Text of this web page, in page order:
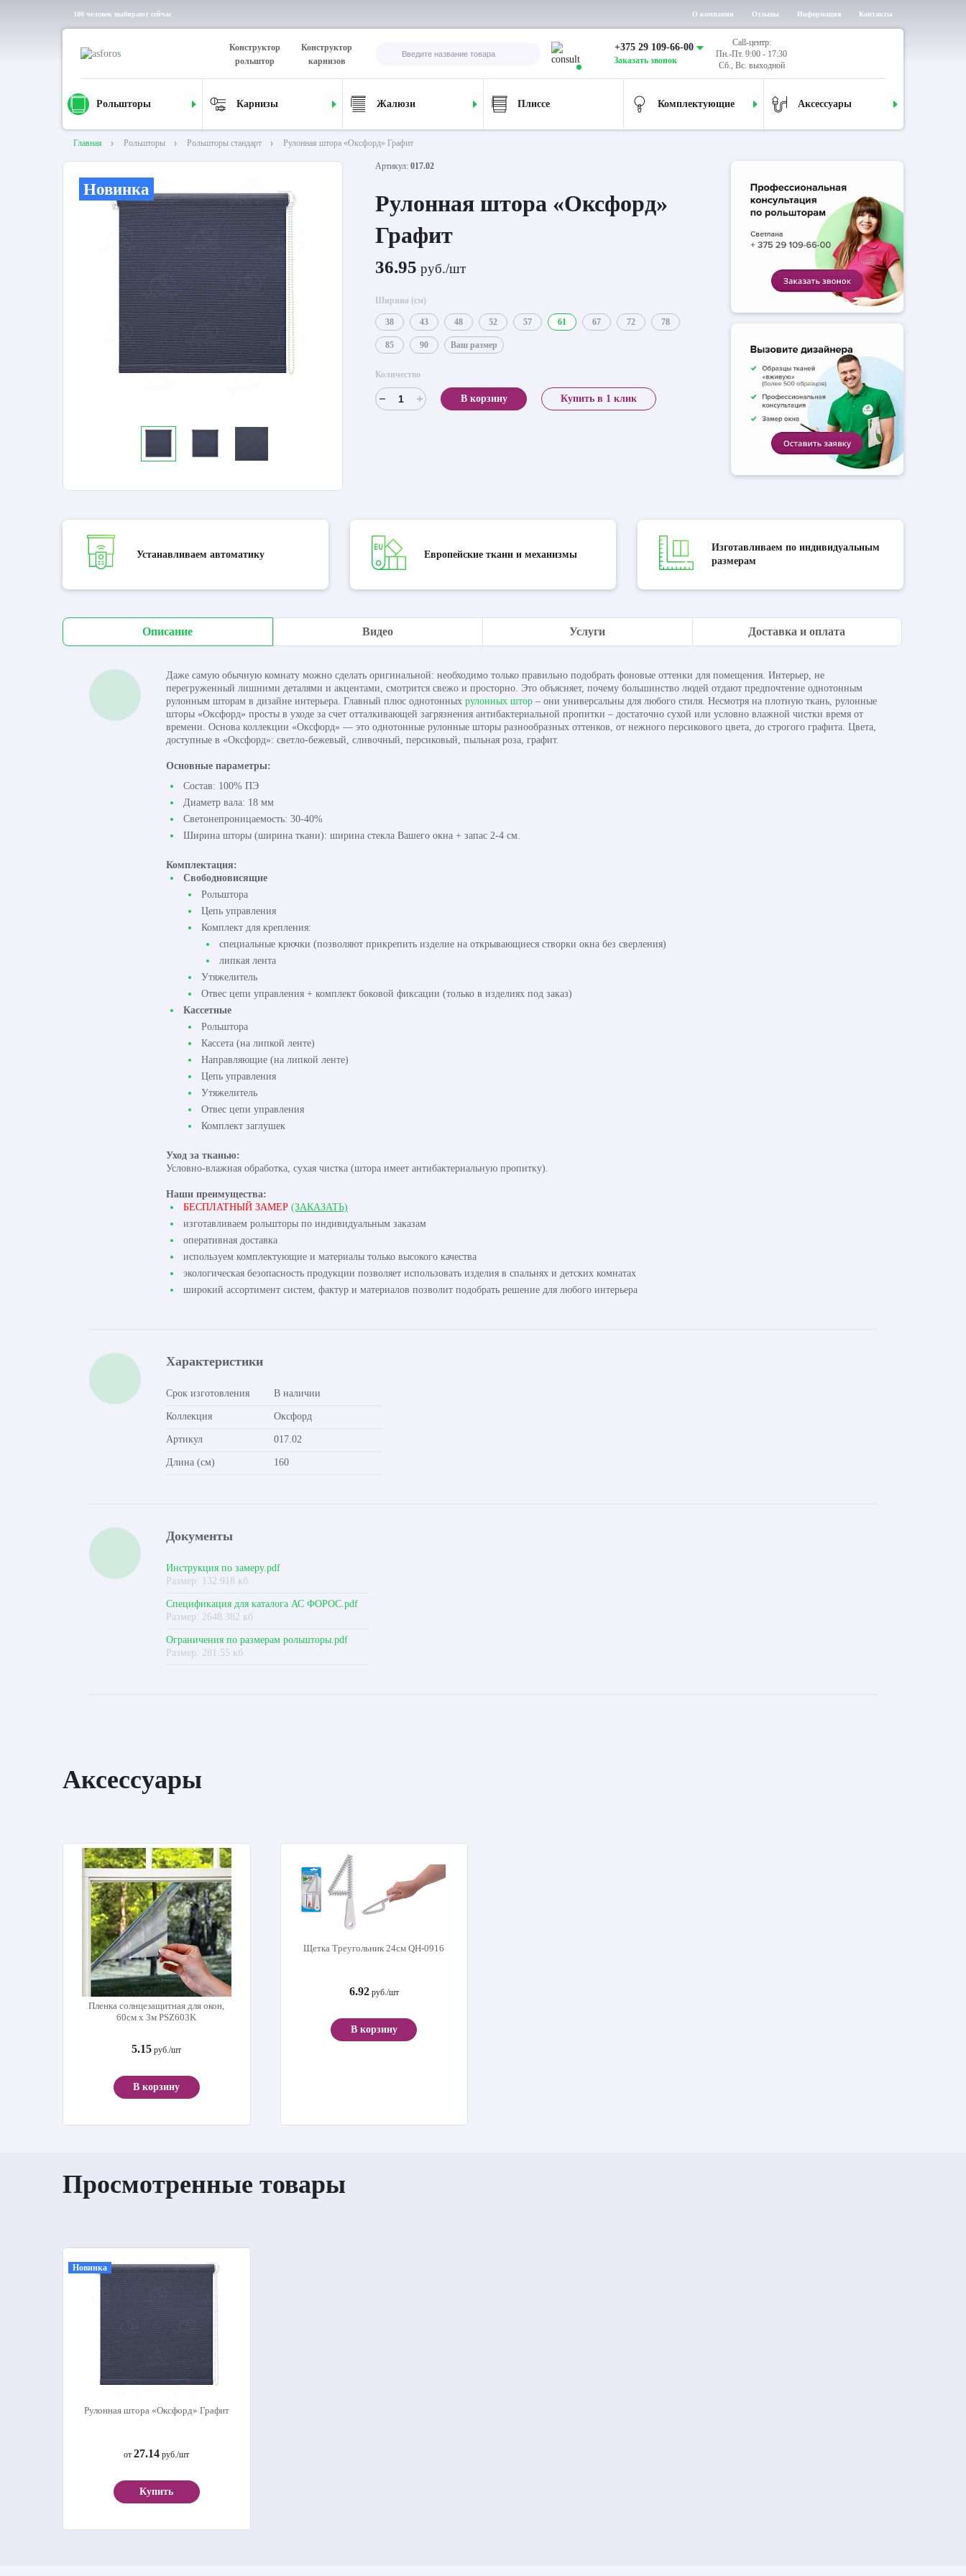
180 человек выбирают сейчас О компании Отзывы Информация Контакты
Конструктор
рольштор
Конструктор
карнизов
+375 29 109-66-00
Заказать звонок
Call-центр:
Пн.-Пт. 9:00 - 17:30
Сб., Вс. выходной
Рольшторы Карнизы Жалюзи Плиссе Комплектующие Аксессуары
Главная Рольшторы Рольшторы стандарт Рулонная штора «Оксфорд» Графит
Новинка
Артикул: 017.02
Рулонная штора «Оксфорд»
Графит
36.95 руб./шт
Ширина (см)
38 43 48 52 57 61 67 72 78
85 90 Ваш размер
Количество
В корзину Купить в 1 клик
Устанавливаем автоматику Европейские ткани и механизмы
Изготавливаем по индивидуальным
размерам
Описание Видео Услуги Доставка и оплата
Даже самую обычную комнату можно сделать оригинальной: необходимо только правильно подобрать фоновые оттенки для помещения. Интерьер, не
перегруженный лишними деталями и акцентами, смотрится свежо и просторно. Это объясняет, почему большинство людей отдают предпочтение однотонным
рулонным шторам в дизайне интерьера. Главный плюс однотонных рулонных штор – они универсальны для любого стиля. Несмотря на плотную ткань, рулонные
шторы «Оксфорд» просты в уходе за счет отталкивающей загрязнения антибактериальной пропитки – достаточно сухой или условно влажной чистки время от
времени. Основа коллекции «Оксфорд» — это однотонные рулонные шторы разнообразных оттенков, от нежного персикового цвета, до строгого графита. Цвета,
доступные в «Оксфорд»: светло-бежевый, сливочный, персиковый, пыльная роза, графит.
Основные параметры:
Состав: 100% ПЭ
Диаметр вала: 18 мм
Светонепроницаемость: 30-40%
Ширина шторы (ширина ткани): ширина стекла Вашего окна + запас 2-4 см.
Комплектация:
Свободновисящие
Рольштора
Цепь управления
Комплект для крепления:
специальные крючки (позволяют прикрепить изделие на открывающиеся створки окна без сверления)
липкая лента
Утяжелитель
Отвес цепи управления + комплект боковой фиксации (только в изделиях под заказ)
Кассетные
Рольштора
Кассета (на липкой ленте)
Направляющие (на липкой ленте)
Цепь управления
Утяжелитель
Отвес цепи управления
Комплект заглушек
Уход за тканью:
Условно-влажная обработка, сухая чистка (штора имеет антибактериальную пропитку).
Наши преимущества:
БЕСПЛАТНЫЙ ЗАМЕР (ЗАКАЗАТЬ)
изготавливаем рольшторы по индивидуальным заказам
оперативная доставка
используем комплектующие и материалы только высокого качества
экологическая безопасность продукции позволяет использовать изделия в спальнях и детских комнатах
широкий ассортимент систем, фактур и материалов позволит подобрать решение для любого интерьера
Характеристики
Срок изготовления В наличии
Коллекция Оксфорд
Артикул 017.02
Длина (см) 160
Документы
Инструкция по замеру.pdf
Размер: 132.918 кб
Спецификация для каталога АС ФОРОС.pdf
Размер: 2648.382 кб
Ограничения по размерам рольшторы.pdf
Размер: 281.55 кб
Аксессуары
Пленка солнцезащитная для окон,
60см х 3м PSZ603K
5.15 руб./шт
В корзину
Щетка Треугольник 24см QH-0916
6.92руб./шт
В корзину
Просмотренные товары
Новинка
Рулонная штора «Оксфорд» Графит
от27.14 руб./шт
Купить